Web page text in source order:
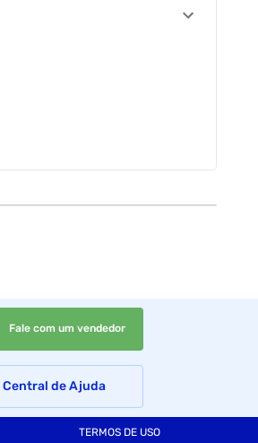
Fale com um vendedor
Central de Ajuda
TERMOS DE USO